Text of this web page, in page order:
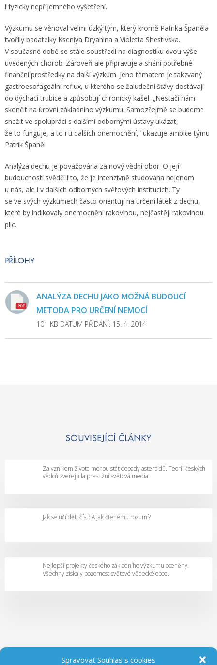
Spravovat Souhlas s cookies
i fyzicky nepříjemného vyšetření.
Výzkumu se věnoval velmi úzký tým, který kromě Patrika Španěla
tvořily badatelky Kseniya Dryahina a Violetta Shestivska.
V současné době se stále soustředí na diagnostiku dvou výše
uvedených chorob. Zároveň ale připravuje a shání potřebné
finanční prostředky na další výzkum. Jeho tématem je takzvaný
gastroesofageální reflux, u kterého se žaludeční šťávy dostávají
do dýchací trubice a způsobují chronický kašel. „Nestačí nám
skončit na úrovni základního výzkumu. Samozřejmě se budeme
snažit ve spolupráci s dalšími odbornými ústavy ukázat,
že to funguje, a to i u dalších onemocnění,“ ukazuje ambice týmu
Patrik Španěl.
Analýza dechu je považována za nový vědní obor. O její
budoucnosti svědčí i to, že je intenzivně studována nejenom
u nás, ale i v dalších odborných světových institucích. Ty
se ve svých výzkumech často orientují na určení látek z dechu,
které by indikovaly onemocnění rakovinou, nejčastěji rakovinou
plic.
PŘÍLOHY
ANALÝZA DECHU JAKO MOŽNÁ BUDOUCÍ
METODA PRO URČENÍ NEMOCÍ
101 KB DATUM PŘIDÁNÍ: 15. 4. 2014
SOUVISEJÍCÍ ČLÁNKY
Za vznikem života mohou stát dopady asteroidů. Teorii českých
vědců zveřejnila prestižní světová média
Jak se učí děti číst? A jak čtenému rozumí?
Nejlepší projekty českého základního výzkumu oceněny.
Všechny získaly pozornost světové vědecké obce.